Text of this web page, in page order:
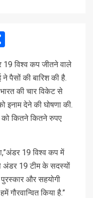
19 विश्व कप जीतने वाले
पैसों की बारिश की है.
की चार विकेट से
इनाम देने की घोषणा की.
को कितने कितने रुपए
19 विश्व कप में
अंडर 19 टीम के सदस्यों
और सहयोगी
किया है.”